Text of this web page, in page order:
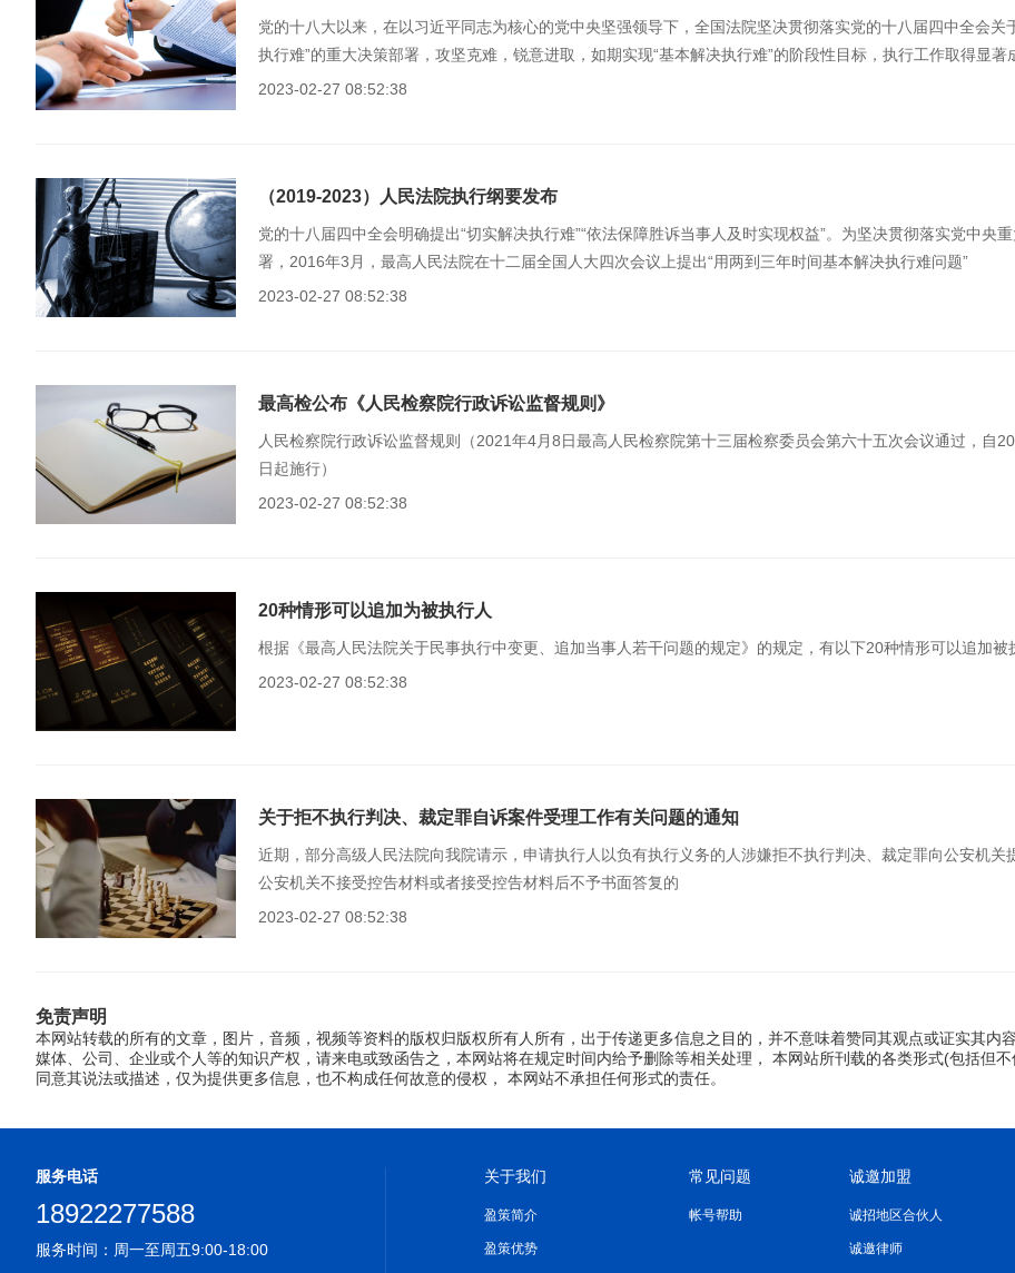
党的十八大以来，在以习近平同志为核心的党中央坚强领导下，全国法院坚决贯彻落实党的十八届四中全会关
执行难”的重大决策部署，攻坚克难，锐意进取，如期实现“基本解决执行难”的阶段性目标，执行工作取得显著
群众获得感持续增强。但...
2023-02-27 08:52:38
（2019-2023）人民法院执行纲要发布
党的十八届四中全会明确提出“切实解决执行难”“依法保障胜诉当事人及时实现权益”。为坚决贯彻落实党中央
署，2016年3月，最高人民法院在十二届全国人大四次会议上提出“用两到三年时间基本解决执行难问题”
2023-02-27 08:52:38
最高检公布《人民检察院行政诉讼监督规则》
人民检察院行政诉讼监督规则（2021年4月8日最高人民检察院第十三届检察委员会第六十五次会议通过，自
日起施行）
2023-02-27 08:52:38
20种情形可以追加为被执行人
根据《最高人民法院关于民事执行中变更、追加当事人若干问题的规定》的规定，有以下20种情形可以追加被
2023-02-27 08:52:38
关于拒不执行判决、裁定罪自诉案件受理工作有关问题的通知
近期，部分高级人民法院向我院请示，申请执行人以负有执行义务的人涉嫌拒不执行判决、裁定罪向公安机关
公安机关不接受控告材料或者接受控告材料后不予书面答复的
2023-02-27 08:52:38
免责声明
本网站转载的所有的文章，图片，音频，视频等资料的版权归版权所有人所有，出于传递更多信息之目的，并不意味着赞同其观点或证实其内
媒体、公司、企业或个人等的知识产权，请来电或致函告之，本网站将在规定时间内给予删除等相关处理， 本网站所刊载的各类形式(包括但
同意其说法或描述，仅为提供更多信息，也不构成任何故意的侵权， 本网站不承担任何形式的责任。
服务电话
18922277588
服务时间：周一至周五9:00-18:00
关于我们
盈策简介
盈策优势
常见问题
帐号帮助
诚邀加盟
诚招地区合伙人
诚邀律师